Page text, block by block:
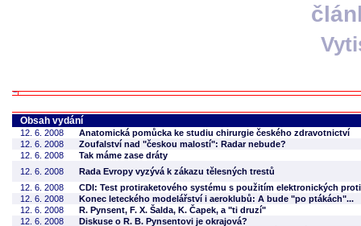
Obsah vydání
12. 6. 2008
Anatomická pomůcka ke studiu chirurgie českého zdravotnictví
12. 6. 2008
Zoufalství nad "českou malostí": Radar nebude?
12. 6. 2008
Tak máme zase dráty
12. 6. 2008
Rada Evropy vyzývá k zákazu tělesných trestů
12. 6. 2008
CDI: Test protiraketového systému s použitím elektronických
12. 6. 2008
Konec leteckého modelářství i aeroklubů: A bude "po ptákách"...
12. 6. 2008
R. Pynsent, F. X. Šalda, K. Čapek, a "ti druzí"
12. 6. 2008
Diskuse o R. B. Pynsentovi je okrajová?